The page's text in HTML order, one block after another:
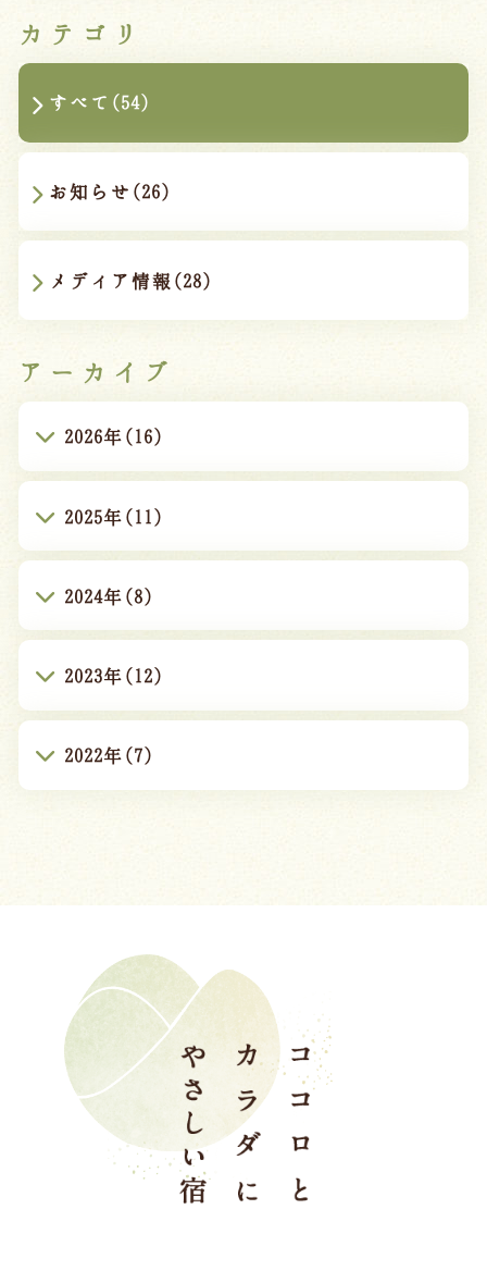
カテゴリ
すべて(54)
お知らせ(26)
メディア情報(28)
アーカイブ
2026年(16)
2025年(11)
2024年(8)
2023年(12)
2022年(7)